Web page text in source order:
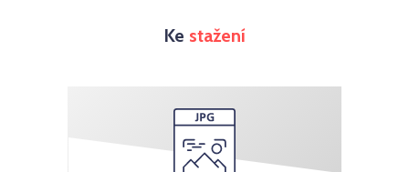
Ke stažení